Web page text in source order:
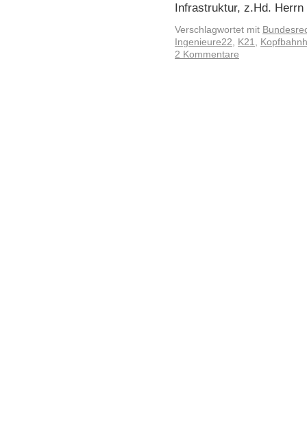
Infrastruktur, z.Hd.
Verschlagwortet mit
Ingenieure22, K21,
2 Kommentare